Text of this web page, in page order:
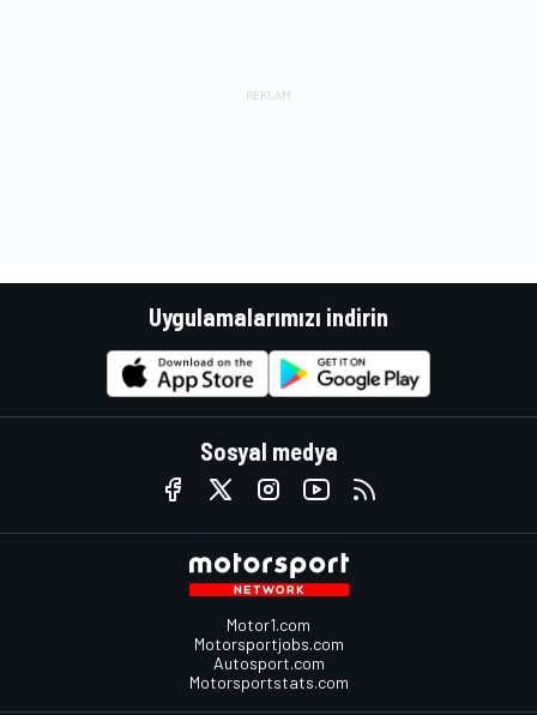
Uygulamalarımızı indirin
Sosyal medya
Motor1.com
Motorsportjobs.com
Autosport.com
Motorsportstats.com